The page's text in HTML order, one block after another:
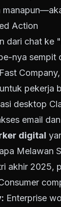
Action
dari chat ke
nya sempit
pekerja
desktop
email
digital
Melawan
akhir 2025,
Enterprise